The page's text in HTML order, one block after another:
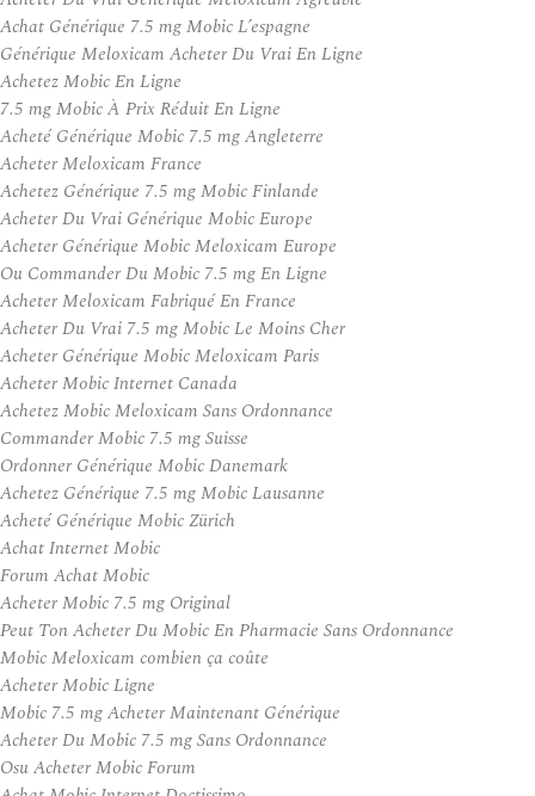
Achat Générique 7.5 mg Mobic L’espagne
Générique Meloxicam Acheter Du Vrai En Ligne
Achetez Mobic En Ligne
7.5 mg Mobic À Prix Réduit En Ligne
Acheté Générique Mobic 7.5 mg Angleterre
Acheter Meloxicam France
Achetez Générique 7.5 mg Mobic Finlande
Acheter Du Vrai Générique Mobic Europe
Acheter Générique Mobic Meloxicam Europe
Ou Commander Du Mobic 7.5 mg En Ligne
Acheter Meloxicam Fabriqué En France
Acheter Du Vrai 7.5 mg Mobic Le Moins Cher
Acheter Générique Mobic Meloxicam Paris
Acheter Mobic Internet Canada
Achetez Mobic Meloxicam Sans Ordonnance
Commander Mobic 7.5 mg Suisse
Ordonner Générique Mobic Danemark
Achetez Générique 7.5 mg Mobic Lausanne
Acheté Générique Mobic Zürich
Achat Internet Mobic
Forum Achat Mobic
Acheter Mobic 7.5 mg Original
Peut Ton Acheter Du Mobic En Pharmacie Sans Ordonnance
Mobic Meloxicam combien ça coûte
Acheter Mobic Ligne
Mobic 7.5 mg Acheter Maintenant Générique
Acheter Du Mobic 7.5 mg Sans Ordonnance
Osu Acheter Mobic Forum